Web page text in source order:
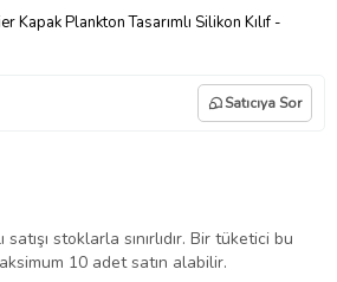
Kapak Plankton Tasarımlı Silikon Kılıf -
Satıcıya Sor
stoklarla sınırlıdır. Bir tüketici bu
10 adet satın alabilir.